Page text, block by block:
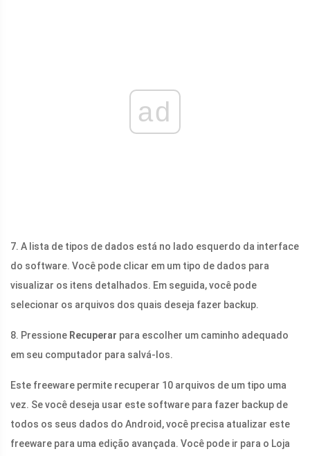
ad
7. A lista de tipos de dados está no lado esquerdo da interface
do software. Você pode clicar em um tipo de dados para
visualizar os itens detalhados. Em seguida, você pode
selecionar os arquivos dos quais deseja fazer backup.
8. Pressione Recuperar para escolher um caminho adequado
em seu computador para salvá-los.
Este freeware permite recuperar 10 arquivos de um tipo uma
vez. Se você deseja usar este software para fazer backup de
todos os seus dados do Android, você precisa atualizar este
freeware para uma edição avançada. Você pode ir para o Loja